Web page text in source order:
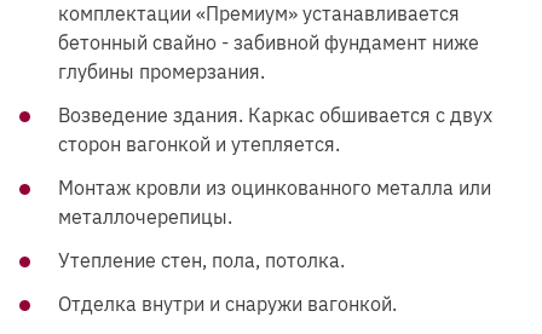
комплектации «Премиум» устанавливается
бетонный свайно - забивной фундамент ниже
глубины промерзания.
Возведение здания. Каркас обшивается с двух
сторон вагонкой и утепляется.
Монтаж кровли из оцинкованного металла или
металлочерепицы.
Утепление стен, пола, потолка.
Отделка внутри и снаружи вагонкой.